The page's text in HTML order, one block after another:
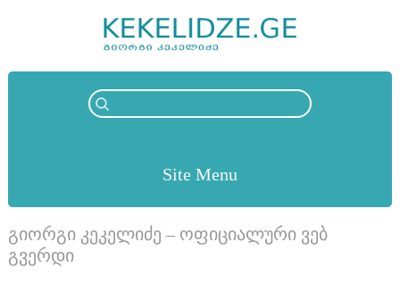
Site Menu
გიორგი კეკელიძე – ოფიციალური ვებ
გვერდი